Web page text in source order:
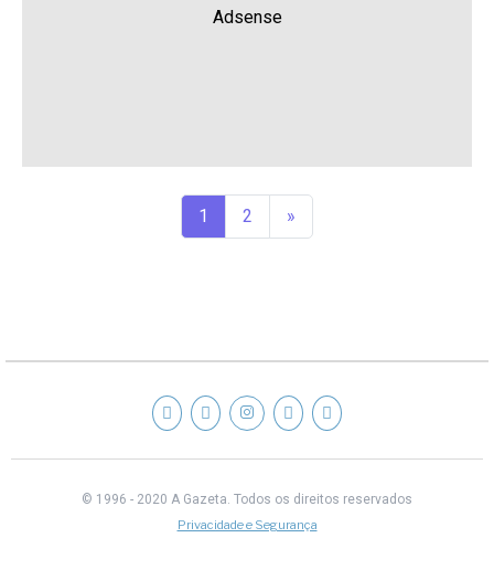
Adsense
1 2 »
© 1996 - 2020 A Gazeta. Todos os direitos reservados
Privacidade e Segurança